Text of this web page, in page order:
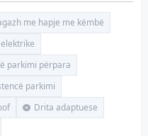
me hapje me këmbë
parkimi përpara
parkimi
Drita adaptuese